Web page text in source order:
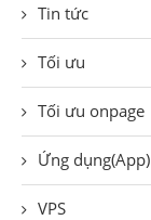
Tin tức
Tối ưu
Tối ưu onpage
Ứng dụng(App)
VPS